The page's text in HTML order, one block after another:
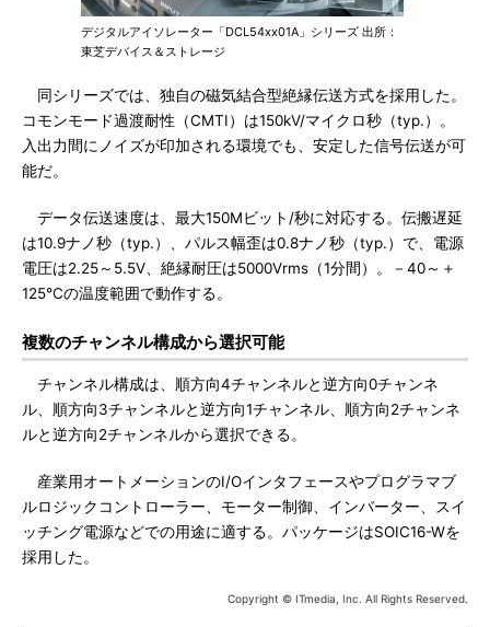
デジタルアイソレーター「DCL54xx01A」シリーズ 出所：
東芝デバイス＆ストレージ
同シリーズでは、独自の磁気結合型絶縁伝送方式を採用した。
コモンモード過渡耐性（CMTI）は150kV/マイクロ秒（typ.）。
入出力間にノイズが印加される環境でも、安定した信号伝送が可
能だ。
データ伝送速度は、最大150Mビット/秒に対応する。伝搬遅延
は10.9ナノ秒（typ.）、パルス幅歪は0.8ナノ秒（typ.）で、電源
電圧は2.25～5.5V、絶縁耐圧は5000Vrms（1分間）。－40～＋
125℃の温度範囲で動作する。
複数のチャンネル構成から選択可能
チャンネル構成は、順方向4チャンネルと逆方向0チャンネ
ル、順方向3チャンネルと逆方向1チャンネル、順方向2チャンネ
ルと逆方向2チャンネルから選択できる。
産業用オートメーションのI/Oインタフェースやプログラマブ
ルロジックコントローラー、モーター制御、インバーター、スイ
ッチング電源などでの用途に適する。パッケージはSOIC16-Wを
採用した。
Copyright © ITmedia, Inc. All Rights Reserved.